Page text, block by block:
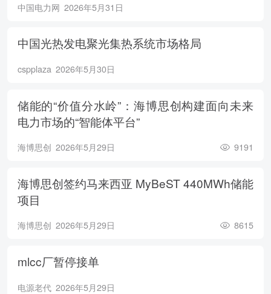
中国电力网 2026年5月31日
中国光热发电聚光集热系统市场格局
cspplaza 2026年5月30日
储能的“价值分水岭”：海博思创构建面向未来
电力市场的“智能体平台”
海博思创 2026年5月29日 9191
海博思创签约马来西亚 MyBeST 440MWh储能
项目
海博思创 2026年5月29日 8615
mlcc厂暂停接单
电源老代 2026年5月29日